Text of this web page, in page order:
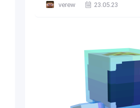
verew 23.05.23